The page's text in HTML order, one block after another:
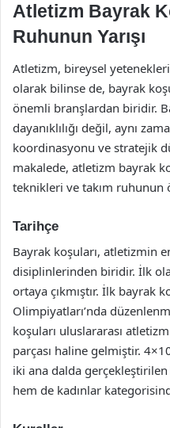
Atletizm Bayrak
Ruhunun Yarışı
Atletizm, bireysel
olarak bilinse de, bayrak
önemli branşlardan biridir.
dayanıklılığı değil, aynı
koordinasyonu ve stratejik
makalede, atletizm bayrak
teknikleri ve takım ruhunun
Tarihçe
Bayrak koşuları, atletizmin
disiplinlerinden biridir. İlk
ortaya çıkmıştır. İlk bayrak
Olimpiyatları’nda
koşuları uluslararası
parçası haline gelmiştir.
iki ana dalda
hem de kadınlar